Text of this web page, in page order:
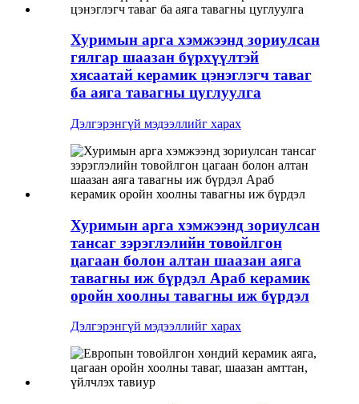
Хуримын арга хэмжээнд зориулсан
гялгар шаазан бүрхүүлтэй
хясаатай керамик цэнэглэгч таваг
ба аяга тавагны цуглуулга
Дэлгэрэнгүй мэдээллийг харах
Хуримын арга хэмжээнд зориулсан
тансаг зэрэглэлийн товойлгон
цагаан болон алтан шаазан аяга
тавагны иж бүрдэл Араб керамик
оройн хоолны тавагны иж бүрдэл
Дэлгэрэнгүй мэдээллийг харах